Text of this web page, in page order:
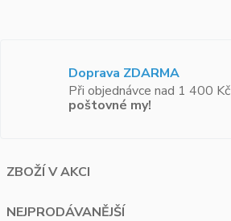
Doprava ZDARMA
Při objednávce nad 1 400 Kč
poštovné my!
ZBOŽÍ V AKCI
NEJPRODÁVANĚJŠÍ